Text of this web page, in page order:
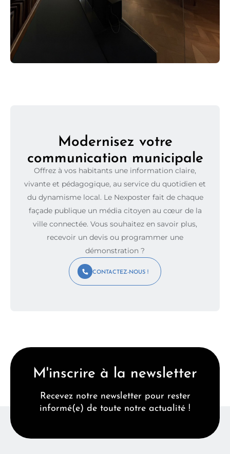
Modernisez votre
communication municipale
Offrez à vos habitants une information claire,
vivante et pédagogique, au service du quotidien et
du dynamisme local. Le Nexposter fait de chaque
façade publique un média citoyen au cœur de la
ville connectée. Vous souhaitez en savoir plus,
recevoir un devis ou programmer une
démonstration ?
CONTACTEZ-NOUS !
M'inscrire à la newsletter
Recevez notre newsletter pour rester
informé(e) de toute notre actualité !